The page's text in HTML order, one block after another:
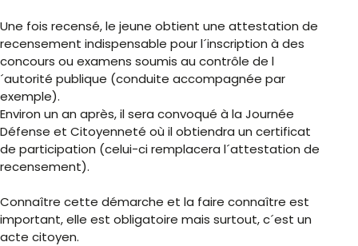
Une fois recensé, le jeune obtient une attestation de
recensement indispensable pour l´inscription à des
concours ou examens soumis au contrôle de l
´autorité publique (conduite accompagnée par
exemple).
Environ un an après, il sera convoqué à la Journée
Défense et Citoyenneté où il obtiendra un certificat
de participation (celui-ci remplacera l´attestation de
recensement).
Connaître cette démarche et la faire connaître est
important, elle est obligatoire mais surtout, c´est un
acte citoyen.